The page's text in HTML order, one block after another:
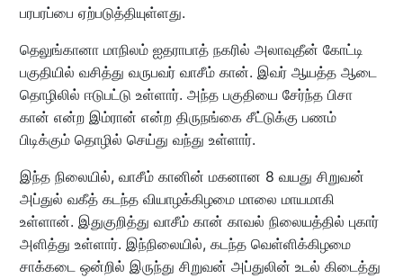
பரபரப்பை ஏற்படுத்தியுள்ளது.
தெலுங்கானா மாநிலம் ஐதராபாத் நகரில் அலாவுதீன் கோட்டி
பகுதியில் வசித்து வருபவர் வாசீம் கான். இவர் ஆயத்த ஆடை
தொழிலில் ஈடுபட்டு உள்ளார். அந்த பகுதியை சேர்ந்த பிசா
கான் என்ற இம்ரான் என்ற திருநங்கை சீட்டுக்கு பணம்
பிடிக்கும் தொழில் செய்து வந்து உள்ளார்.
இந்த நிலையில், வாசீம் கானின் மகனான 8 வயது சிறுவன்
அப்துல் வகீத் கடந்த வியாழக்கிழமை மாலை மாயமாகி
உள்ளான். இதுகுறித்து வாசீம் கான் காவல் நிலையத்தில் புகார்
அளித்து உள்ளார். இந்நிலையில், கடந்த வெள்ளிக்கிழமை
சாக்கடை ஒன்றில் இருந்து சிறுவன் அப்துலின் உடல் கிடைத்து